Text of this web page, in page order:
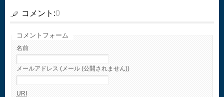
コメント:0
コメントフォーム
名前
メールアドレス (メール (公開されません))
URI